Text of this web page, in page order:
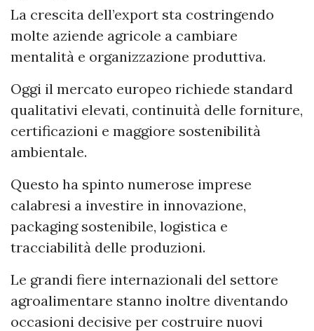
La crescita dell’export sta costringendo
molte aziende agricole a cambiare
mentalità e organizzazione produttiva.
Oggi il mercato europeo richiede standard
qualitativi elevati, continuità delle forniture,
certificazioni e maggiore sostenibilità
ambientale.
Questo ha spinto numerose imprese
calabresi a investire in innovazione,
packaging sostenibile, logistica e
tracciabilità delle produzioni.
Le grandi fiere internazionali del settore
agroalimentare stanno inoltre diventando
occasioni decisive per costruire nuovi